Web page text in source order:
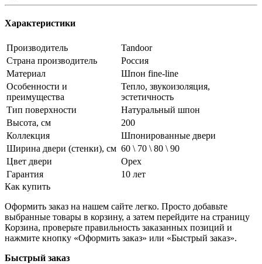
Характеристики
Производитель
Tandoor
Страна производитель
Россия
Материал
Шпон fine-line
Особенности и
преимущества
Тепло, звукоизоляция,
эстетичность
Тип поверхности
Натуральный шпон
Высота, см
200
Коллекция
Шпонированные двери
Ширина двери (стенки), см 60 \ 70 \ 80 \ 90
Цвет двери
Орех
Гарантия
10 лет
Как купить
Оформить заказ на нашем сайте легко. Просто добавьте
выбранные товары в корзину, а затем перейдите на страницу
Корзина, проверьте правильность заказанных позиций и
нажмите кнопку «Оформить заказ» или «Быстрый заказ».
Быстрый заказ